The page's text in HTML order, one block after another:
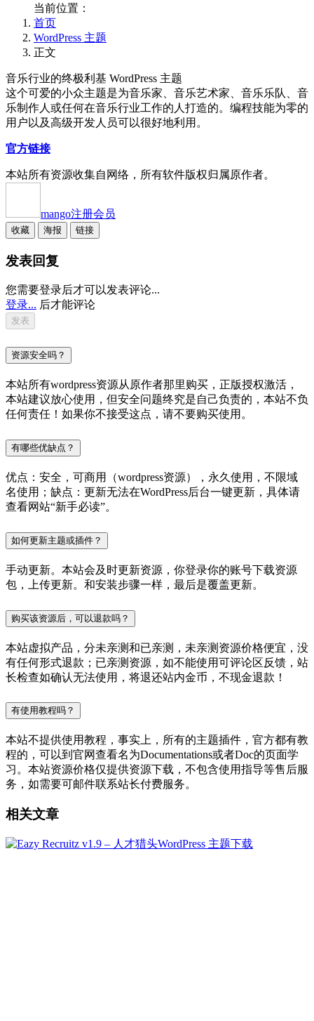
当前位置：
首页
WordPress 主题
正文
音乐行业的终极利基 WordPress 主题
这个可爱的小众主题是为音乐家、音乐艺术家、音乐乐队、音
乐制作人或任何在音乐行业工作的人打造的。编程技能为零的
用户以及高级开发人员可以很好地利用。
官方链接
本站所有资源收集自网络，所有软件版权归属原作者。
mango注册会员
收藏 海报 链接
发表回复
您需要登录后才可以发表评论...
登录... 后才能评论
资源安全吗？
本站所有wordpress资源从原作者那里购买，正版授权激活，
本站建议放心使用，但安全问题终究是自己负责的，本站不负
任何责任！如果你不接受这点，请不要购买使用。
有哪些优缺点？
优点：安全，可商用（wordpress资源），永久使用，不限域
名使用；缺点：更新无法在WordPress后台一键更新，具体请
查看网站“新手必读”。
如何更新主题或插件？
手动更新。本站会及时更新资源，你登录你的账号下载资源
包，上传更新。和安装步骤一样，最后是覆盖更新。
购买该资源后，可以退款吗？
本站虚拟产品，分未亲测和已亲测，未亲测资源价格便宜，没
有任何形式退款；已亲测资源，如不能使用可评论区反馈，站
长检查如确认无法使用，将退还站内金币，不现金退款！
有使用教程吗？
本站不提供使用教程，事实上，所有的主题插件，官方都有教
程的，可以到官网查看名为Documentations或者Doc的页面学
习。本站资源价格仅提供资源下载，不包含使用指导等售后服
务，如需要可邮件联系站长付费服务。
相关文章